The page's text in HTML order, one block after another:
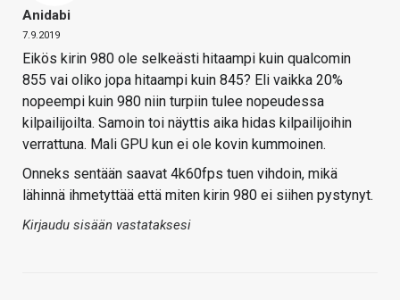
Anidabi
7.9.2019
Eikös kirin 980 ole selkeästi hitaampi kuin qualcomin
855 vai oliko jopa hitaampi kuin 845? Eli vaikka 20%
nopeempi kuin 980 niin turpiin tulee nopeudessa
kilpailijoilta. Samoin toi näyttis aika hidas kilpailijoihin
verrattuna. Mali GPU kun ei ole kovin kummoinen.
Onneks sentään saavat 4k60fps tuen vihdoin, mikä
lähinnä ihmetyttää että miten kirin 980 ei siihen pystynyt.
Kirjaudu sisään vastataksesi